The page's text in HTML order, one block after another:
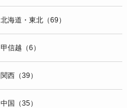
北海道・東北（69）
甲信越（6）
関西（39）
中国（35）